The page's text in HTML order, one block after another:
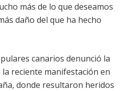
más de lo que deseamos
daño del que ha hecho
canarios denunció la
reciente manifestación en
donde resultaron heridos